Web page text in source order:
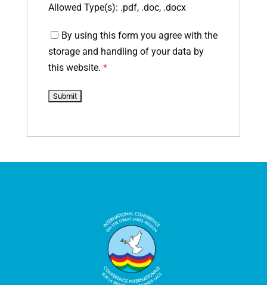
Allowed Type(s): .pdf, .doc, .docx
By using this form you agree with the
storage and handling of your data by
this website. *